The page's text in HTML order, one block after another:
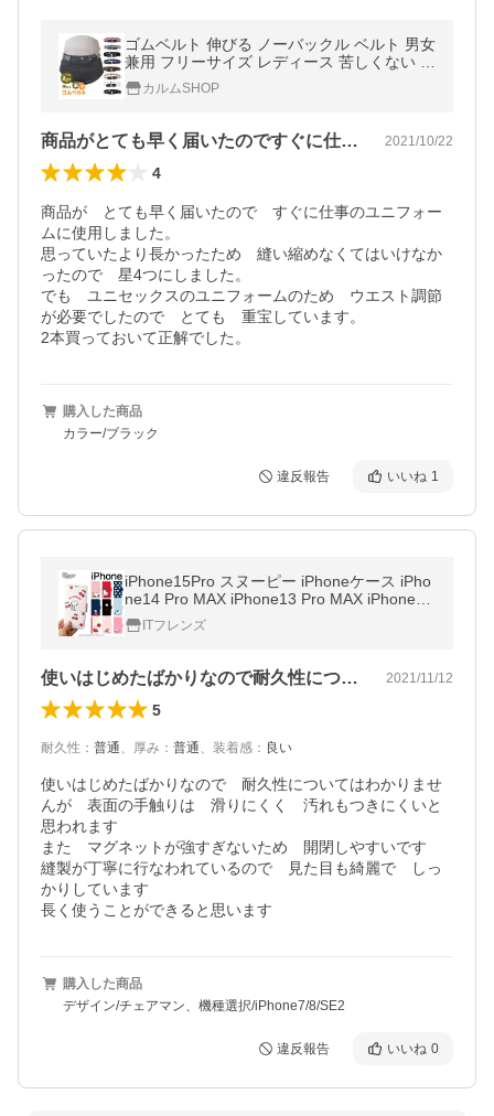
ゴムベルト 伸びる ノーバックル ベルト 男女
兼用 フリーサイズ レディース 苦しくない バ
ックル付属 メンズ シンプル バックルベルト
カルムSHOP
商品がとても早く届いたのですぐに仕事の… 2021/10/22
4
商品が　とても早く届いたので　すぐに仕事のユニフォー
ムに使用しました。
思っていたより長かったため　縫い縮めなくてはいけなか
ったので　星4つにしました。
でも　ユニセックスのユニフォームのため　ウエスト調節
が必要でしたので　とても　重宝しています。
2本買っておいて正解でした。
購入した商品
カラー/ブラック
違反報告 いいね 1
iPhone15Pro スヌーピー iPhoneケース iPho
ne14 Pro MAX iPhone13 Pro MAX iPhone12
iPhoneSE3 手帳型 SNOOPY CASE 公式 カ
ード収納 チャーリー
ITフレンズ
使いはじめたばかりなので耐久性について… 2021/11/12
5
耐久性 ： 普通、 厚み ： 普通、 装着感 ： 良い
使いはじめたばかりなので　耐久性についてはわかりませ
んが　表面の手触りは　滑りにくく　汚れもつきにくいと
思われます
また　マグネットが強すぎないため　開閉しやすいです
縫製が丁寧に行なわれているので　見た目も綺麗で　しっ
かりしています
長く使うことができると思います
購入した商品
デザイン/チェアマン、機種選択/iPhone7/8/SE2
違反報告 いいね 0